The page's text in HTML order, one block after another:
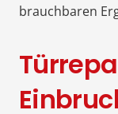
brauchbaren